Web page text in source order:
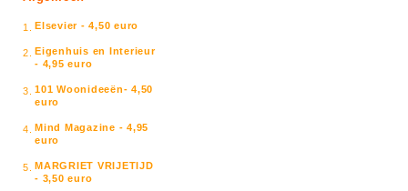
1. Elsevier - 4,50 euro
2. Eigenhuis en Interieur
- 4,95 euro
3. 101 Woonideeën- 4,50
euro
4. Mind Magazine - 4,95
euro
5. MARGRIET VRIJETIJD
- 3,50 euro